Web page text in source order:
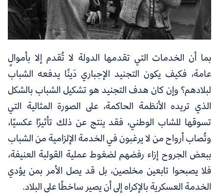
بما أن الخدمات التي تقدمها الدولة لا تُقدم إلا بأموالٍ
عامة، فكيف يكون التجنيد الإجباري دَينًا يدفعه الشباب
لبلادهم؟ وإن كان هدف التجنيد هوتشكيل الشباب بالشكل
الذي تريده الأنظمة الحاكمة، على الصورة المثالية التي
تسوقها للشاب الوطني، فقد ينتج عن ذلك تأثيرًا عكسيًا،
وتُصاب أرواح من لا يرغبون في الخدمة الإلزامية من الشباب
ببعض الجروح إزاء رفضهم لضغوط عملية القولبة العنيفة،
فلا يصبحوا تابعين مخلصين، بل قد يصل الأمر بمن يؤدي
الخدمة العسكرية بالإكراه إلى أن يصير ساخطًا على البلاد.